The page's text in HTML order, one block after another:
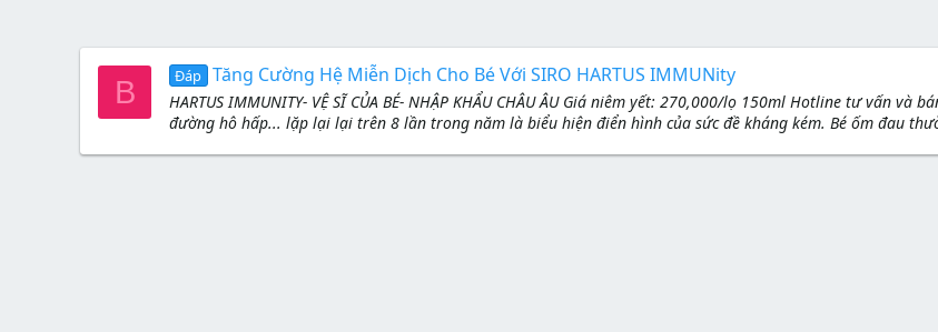
B Đáp Tăng Cường Hệ Miễn Dịch Cho Bé Với SIRO HARTUS IMMUNity
HARTUS IMMUNITY- VỆ SĨ CỦA BÉ- NHẬP KHẨU CHÂU ÂU Giá niêm yết: 270,000/lọ 150ml Hotline tư vấn
đường hô hấp... lặp lại lại trên 8 lần trong năm là biểu hiện điển hình của sức đề kháng kém. Bé ốm đau